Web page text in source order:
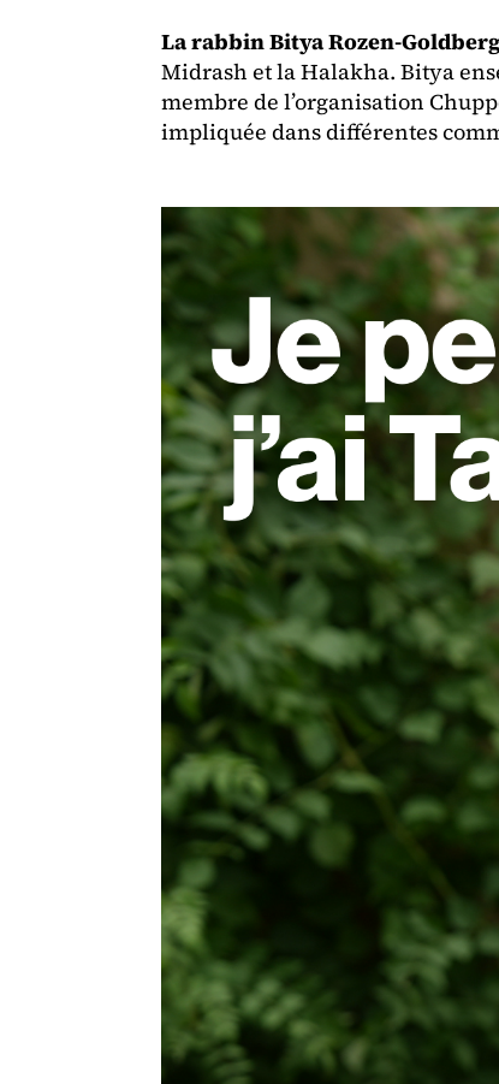
La rabbin Bitya Rozen-
Midrash et la Halakha. Bitya
membre de l’organisation
impliquée dans différentes